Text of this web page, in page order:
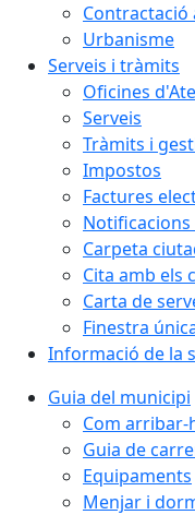
Contractació
Urbanisme
Serveis i tràmits
Oficines
Serveis
Tràmits i
Impostos
Factures
Carpeta
Cita amb els
Carta de
Finestra
Informació de la
Guia del municipi
Com arribar-
Guia de
Equipaments
Menjar i